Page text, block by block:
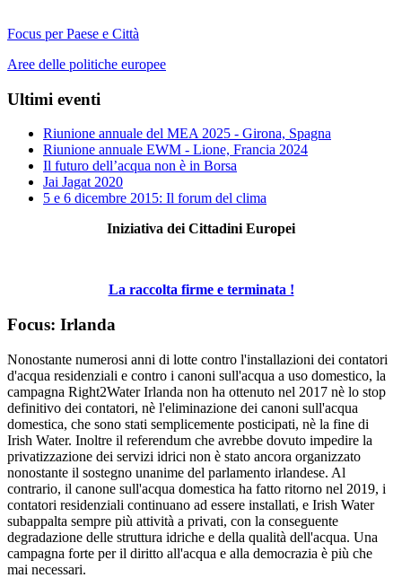
Focus per Paese e Città
Aree delle politiche europee
Ultimi eventi
Riunione annuale del MEA 2025 - Girona, Spagna
Riunione annuale EWM - Lione, Francia 2024
Il futuro dell’acqua non è in Borsa
Jai Jagat 2020
5 e 6 dicembre 2015: Il forum del clima
Iniziativa dei Cittadini Europei
La raccolta firme e terminata !
Focus: Irlanda
Nonostante numerosi anni di lotte contro l'installazioni dei contatori
d'acqua residenziali e contro i canoni sull'acqua a uso domestico, la
campagna Right2Water Irlanda non ha ottenuto nel 2017 nè lo stop
definitivo dei contatori, nè l'eliminazione dei canoni sull'acqua
domestica, che sono stati semplicemente posticipati, nè la fine di
Irish Water. Inoltre il referendum che avrebbe dovuto impedire la
privatizzazione dei servizi idrici non è stato ancora organizzato
nonostante il sostegno unanime del parlamento irlandese. Al
contrario, il canone sull'acqua domestica ha fatto ritorno nel 2019, i
contatori residenziali continuano ad essere installati, e Irish Water
subappalta sempre più attività a privati, con la conseguente
degradazione delle struttura idriche e della qualità dell'acqua. Una
campagna forte per il diritto all'acqua e alla democrazia è più che
mai necessari.